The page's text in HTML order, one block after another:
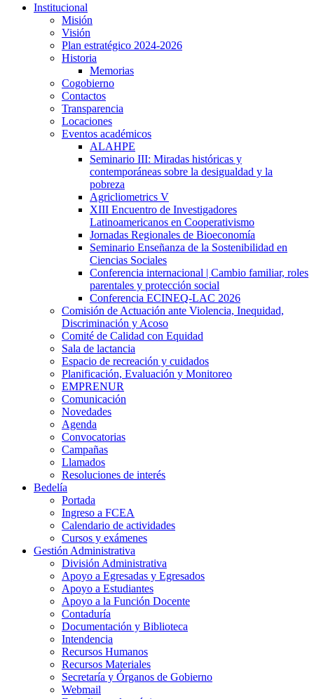
Institucional
Misión
Visión
Plan estratégico 2024-2026
Historia
Memorias
Cogobierno
Contactos
Transparencia
Locaciones
Eventos académicos
ALAHPE
Seminario III: Miradas históricas y
contemporáneas sobre la desigualdad y la
pobreza
Agricliometrics V
XIII Encuentro de Investigadores
Latinoamericanos en Cooperativismo
Jornadas Regionales de Bioeconomía
Seminario Enseñanza de la Sostenibilidad en
Ciencias Sociales
Conferencia internacional | Cambio familiar, roles
parentales y protección social
Conferencia ECINEQ-LAC 2026
Comisión de Actuación ante Violencia, Inequidad,
Discriminación y Acoso
Comité de Calidad con Equidad
Sala de lactancia
Espacio de recreación y cuidados
Planificación, Evaluación y Monitoreo
EMPRENUR
Comunicación
Novedades
Agenda
Convocatorias
Campañas
Llamados
Resoluciones de interés
Bedelía
Portada
Ingreso a FCEA
Calendario de actividades
Cursos y exámenes
Gestión Administrativa
División Administrativa
Apoyo a Egresadas y Egresados
Apoyo a Estudiantes
Apoyo a la Función Docente
Contaduría
Documentación y Biblioteca
Intendencia
Recursos Humanos
Recursos Materiales
Secretaría y Órganos de Gobierno
Webmail